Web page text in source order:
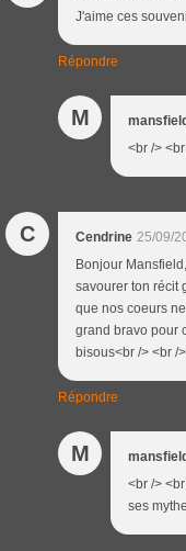
J'aime ces
Répondre
M mansfield
<br />
C Cendrine 25/09/
Bonjour
savourer ton récit
que nos coeurs
grand bravo pour
bisous<br /> <br /
Répondre
M mansfield
<br />
ses